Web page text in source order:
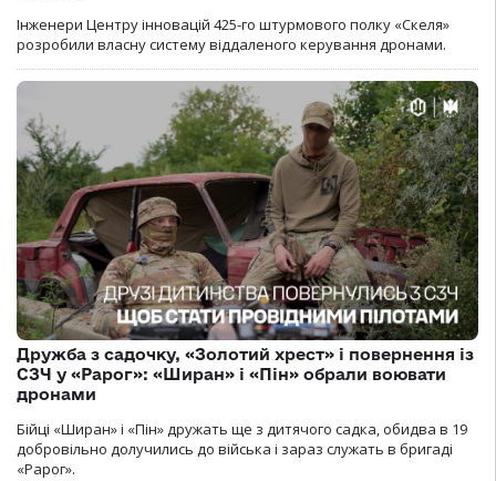
Інженери Центру інновацій 425-го штурмового полку «Скеля»
розробили власну систему віддаленого керування дронами.
Дружба з садочку, «Золотий хрест» і повернення із
СЗЧ у «Рарог»: «Ширан» і «Пін» обрали воювати
дронами
Бійці «Ширан» і «Пін» дружать ще з дитячого садка, обидва в 19
добровільно долучились до війська і зараз служать в бригаді
«Рарог».